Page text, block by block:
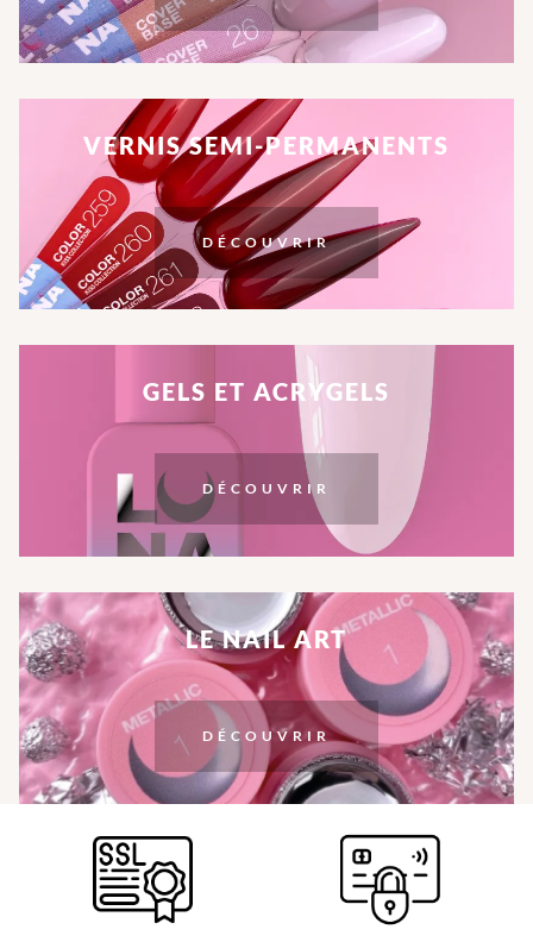
VERNIS SEMI-PERMANENTS
DÉCOUVRIR
GELS ET ACRYGELS
DÉCOUVRIR
LE NAIL ART
DÉCOUVRIR